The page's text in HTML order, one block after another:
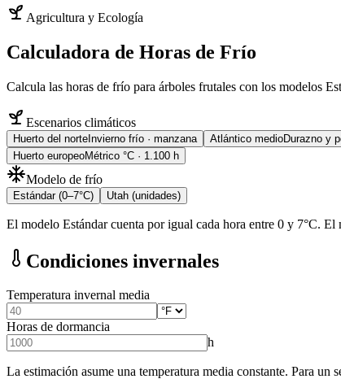
Agricultura y Ecología
Calculadora de Horas de Frío
Calcula las horas de frío para árboles frutales con los modelos
Escenarios climáticos
Huerto del norteInvierno frío · manzana Atlántico medioDurazno y
Huerto europeoMétrico °C · 1.100 h
Modelo de frío
Estándar (0–7°C) Utah (unidades)
El modelo Estándar cuenta por igual cada hora entre 0 y 7°C.
Condiciones invernales
Temperatura invernal media
Horas de dormancia
h
La estimación asume una temperatura media constante. Para un